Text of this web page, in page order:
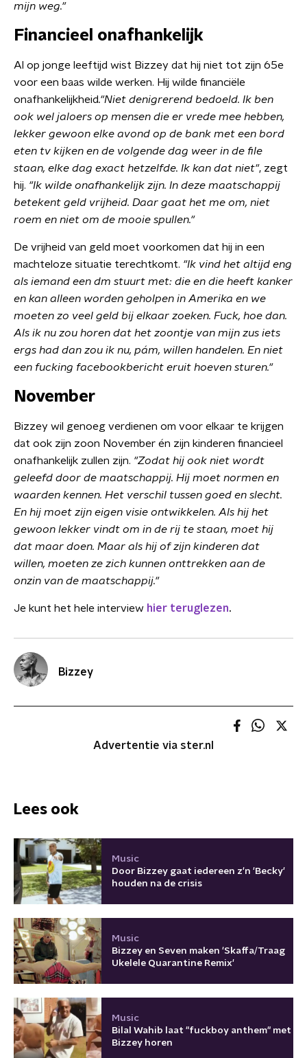
mijn weg."
Financieel onafhankelijk
Al op jonge leeftijd wist Bizzey dat hij niet tot zijn 65e
voor een baas wilde werken. Hij wilde financiële
onafhankelijkheid."Niet denigrerend bedoeld. Ik ben
ook wel jaloers op mensen die er vrede mee hebben,
lekker gewoon elke avond op de bank met een bord
eten tv kijken en de volgende dag weer in de file
staan, elke dag exact hetzelfde. Ik kan dat niet", zegt
hij. "Ik wilde onafhankelijk zijn. In deze maatschappij
betekent geld vrijheid. Daar gaat het me om, niet
roem en niet om de mooie spullen."
De vrijheid van geld moet voorkomen dat hij in een
machteloze situatie terechtkomt. "Ik vind het altijd eng
als iemand een dm stuurt met: die en die heeft kanker
en kan alleen worden geholpen in Amerika en we
moeten zo veel geld bij elkaar zoeken. Fuck, hoe dan.
Als ik nu zou horen dat het zoontje van mijn zus iets
ergs had dan zou ik nu, pám, willen handelen. En niet
een fucking facebookbericht eruit hoeven sturen."
November
Bizzey wil genoeg verdienen om voor elkaar te krijgen
dat ook zijn zoon November én zijn kinderen financieel
onafhankelijk zullen zijn. "Zodat hij ook niet wordt
geleefd door de maatschappij. Hij moet normen en
waarden kennen. Het verschil tussen goed en slecht.
En hij moet zijn eigen visie ontwikkelen. Als hij het
gewoon lekker vindt om in de rij te staan, moet hij
dat maar doen. Maar als hij of zijn kinderen dat
willen, moeten ze zich kunnen onttrekken aan de
onzin van de maatschappij."
Je kunt het hele interview hier teruglezen.
Bizzey
Advertentie via ster.nl
Lees ook
Music
Door Bizzey gaat iedereen z'n 'Becky'
houden na de crisis
Music
Bizzey en Seven maken 'Skaffa/Traag
Ukelele Quarantine Remix'
Music
Bilal Wahib laat "fuckboy anthem" met
Bizzey horen